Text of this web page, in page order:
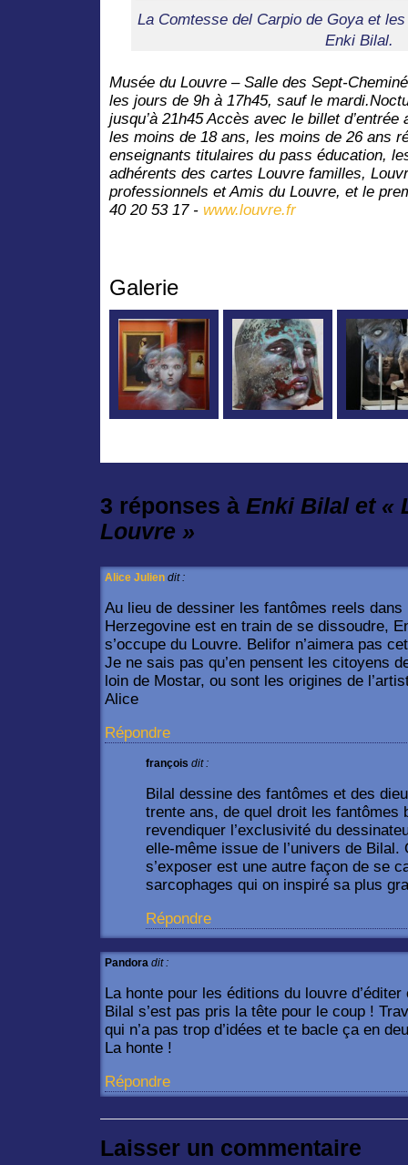
La Comtesse del Carpio de Goya et
Enki Bilal.
Musée du Louvre – Salle des
les jours de 9h à 17h45, sauf le
jusqu’à 21h45 Accès avec le billet
les moins de 18 ans, les moins de 26 ans
enseignants titulaires du pass éducation,
adhérents des cartes Louvre familles,
professionnels et Amis du Louvre, et le
40 20 53 17 ‐ www.louvre.fr
Galerie
3 réponses à Enki Bilal et «
Louvre »
Alice Julien dit :
Au lieu de dessiner les fantômes reels
Herzegovine est en train de se dissoudre,
s’occupe du Louvre. Belifor n’aimera pas
Je ne sais pas qu’en pensent les citoyens
loin de Mostar, ou sont les origines de
Alice
Répondre
françois dit :
Bilal dessine des fantômes et des
trente ans, de quel droit les fantômes
revendiquer l’exclusivité du
elle-même issue de l’univers de
s’exposer est une autre façon de se
sarcophages qui on inspiré sa plus
Répondre
Pandora dit :
La honte pour les éditions du louvre
Bilal s’est pas pris la tête pour le coup !
qui n’a pas trop d’idées et te bacle ça en
La honte !
Répondre
Laisser un commentaire